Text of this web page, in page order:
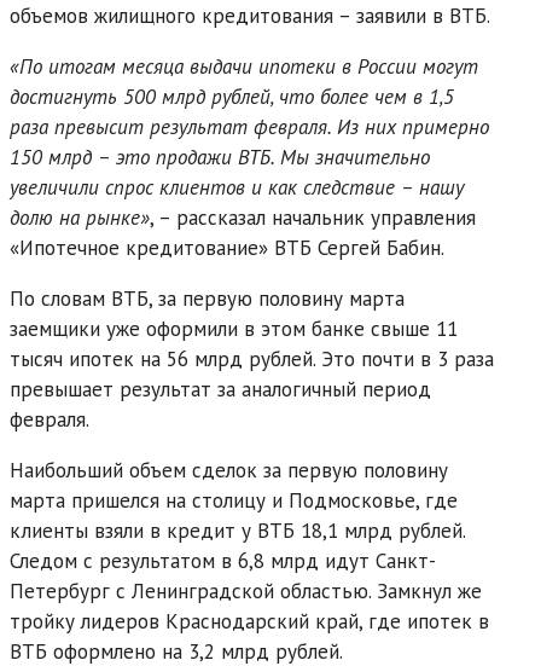
объемов жилищного кредитования – заявили в ВТБ.
«По итогам месяца выдачи ипотеки в России могут
достигнуть 500 млрд рублей, что более чем в 1,5
раза превысит результат февраля. Из них примерно
150 млрд – это продажи ВТБ. Мы значительно
увеличили спрос клиентов и как следствие – нашу
долю на рынке», – рассказал начальник управления
«Ипотечное кредитование» ВТБ Сергей Бабин.
По словам ВТБ, за первую половину марта
заемщики уже оформили в этом банке свыше 11
тысяч ипотек на 56 млрд рублей. Это почти в 3 раза
превышает результат за аналогичный период
февраля.
Наибольший объем сделок за первую половину
марта пришелся на столицу и Подмосковье, где
клиенты взяли в кредит у ВТБ 18,1 млрд рублей.
Следом с результатом в 6,8 млрд идут Санкт-
Петербург с Ленинградской областью. Замкнул же
тройку лидеров Краснодарский край, где ипотек в
ВТБ оформлено на 3,2 млрд рублей.